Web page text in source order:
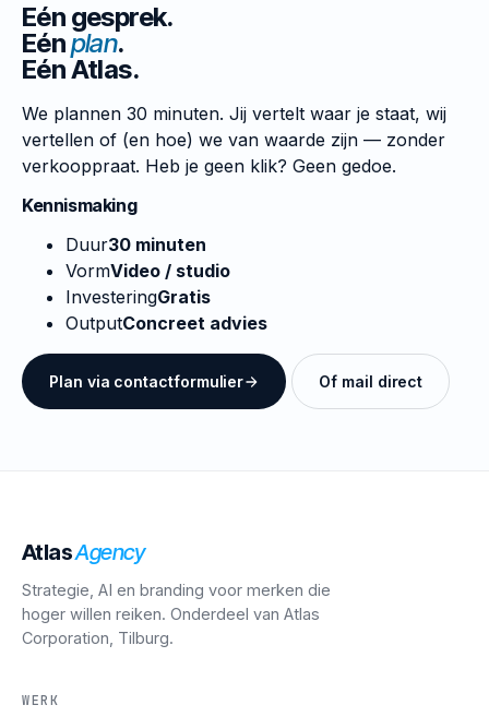
Eén gesprek.
Eénplan.
Eén Atlas.
We plannen 30 minuten. Jij vertelt waar je staat, wij
vertellen of (en hoe) we van waarde zijn — zonder
verkooppraat. Heb je geen klik? Geen gedoe.
Kennismaking
Duur30 minuten
VormVideo / studio
InvesteringGratis
OutputConcreet advies
Plan via contactformulier Of mail direct
AtlasAgency
Strategie, AI en branding voor merken die
hoger willen reiken. Onderdeel van Atlas
Corporation, Tilburg.
WERK